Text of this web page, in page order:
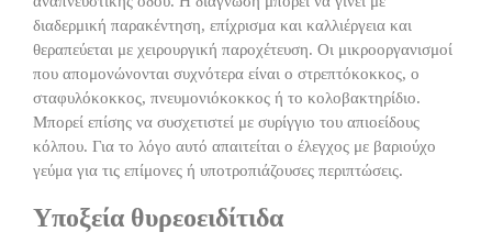
διαδερμική παρακέντηση, επίχρισμα και καλλιέργεια και
θεραπεύεται με χειρουργική παροχέτευση. Οι μικροοργανισμοί
που απομονώνονται συχνότερα είναι ο στρεπτόκοκκος, ο
σταφυλόκοκκος, πνευμoνιόκοκκος ή το κολοβακτηρίδιο.
Μπορεί επίσης να συσχετιστεί με συρίγγιο του απιοείδους
κόλπου. Για το λόγο αυτό απαιτείται ο έλεγχος με βαριούχο
γεύμα για τις επίμονες ή υποτροπιάζουσες περιπτώσεις.
Υποξεία θυρεοειδίτιδα